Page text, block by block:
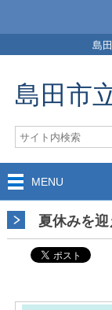
島
島田市
MENU
夏休みを